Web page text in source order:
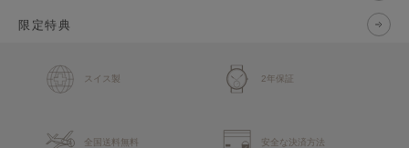
限定特典
スイス製 2年保証
全国送料無料 安全な決済方法